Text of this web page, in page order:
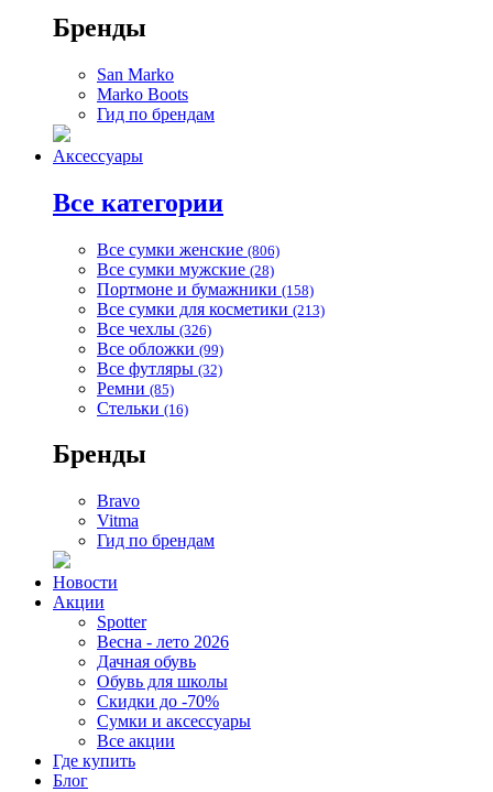
Бренды
San Marko
Marko Boots
Гид по брендам
Аксессуары
Все категории
Все сумки женские (806)
Все сумки мужские (28)
Портмоне и бумажники (158)
Все сумки для косметики (213)
Все чехлы (326)
Все обложки (99)
Все футляры (32)
Ремни (85)
Стельки (16)
Бренды
Bravo
Vitma
Гид по брендам
Новости
Акции
Spotter
Весна - лето 2026
Дачная обувь
Обувь для школы
Скидки до -70%
Сумки и аксессуары
Все акции
Где купить
Блог